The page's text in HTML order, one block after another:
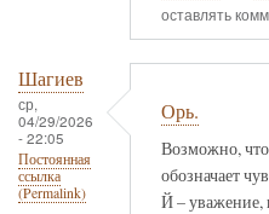
оставлять
Шагиев
ср,
04/29/2026
- 22:05
Постоянная
ссылка
(Permalink)
Орь.
Возможно,
обозначает
Й – уважение,